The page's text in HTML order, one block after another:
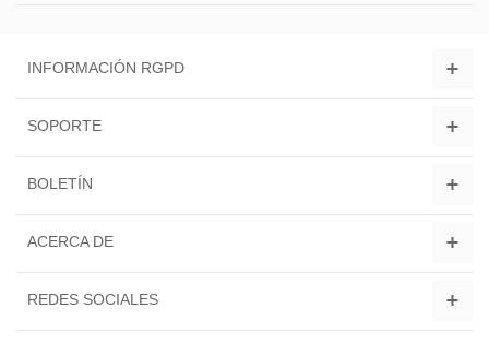
INFORMACIÓN RGPD
SOPORTE
BOLETÍN
ACERCA DE
REDES SOCIALES